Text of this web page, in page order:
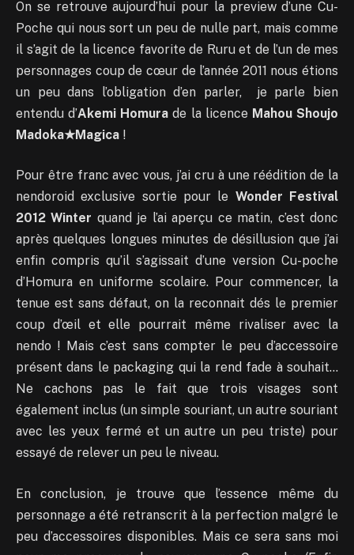
On se retrouve aujourd’hui pour la preview d’une Cu-
Poche qui nous sort un peu de nulle part, mais comme
il s’agit de la licence favorite de Ruru et de l’un de mes
personnages coup de cœur de l’année 2011 nous étions
un peu dans l’obligation d’en parler, je parle bien
entendu d’Akemi Homura de la licence Mahou Shoujo
Madoka★Magica !
Pour être franc avec vous, j’ai cru à une réédition de la
nendoroid exclusive sortie pour le Wonder Festival
2012 Winter quand je l’ai aperçu ce matin, c’est donc
après quelques longues minutes de désillusion que j’ai
enfin compris qu’il s’agissait d’une version Cu-poche
d’Homura en uniforme scolaire. Pour commencer, la
tenue est sans défaut, on la reconnait dés le premier
coup d’œil et elle pourrait même rivaliser avec la
nendo ! Mais c’est sans compter le peu d’accessoire
présent dans le packaging qui la rend fade à souhait…
Ne cachons pas le fait que trois visages sont
également inclus (un simple souriant, un autre souriant
avec les yeux fermé et un autre un peu triste) pour
essayé de relever un peu le niveau.
En conclusion, je trouve que l’essence même du
personnage a été retranscrit à la perfection malgré le
peu d’accessoires disponibles. Mais ce sera sans moi